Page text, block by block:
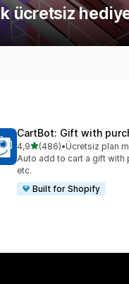
ücretsiz
CartBot: Gift with
4,95 yıldız üzerinden
(486)
toplam 486 değerlendirme
•Ücretsiz plan
Auto add to cart a gift with
etc.
Built for Shopify